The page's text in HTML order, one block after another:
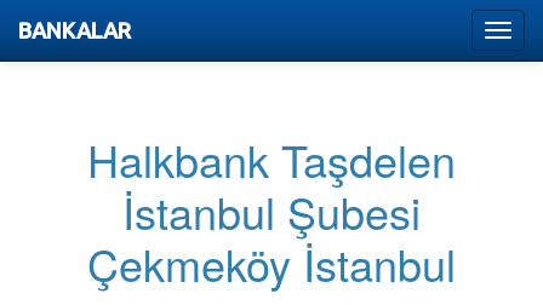
Menu
BANKALAR
Halkbank Taşdelen
İstanbul Şubesi
Çekmeköy İstanbul